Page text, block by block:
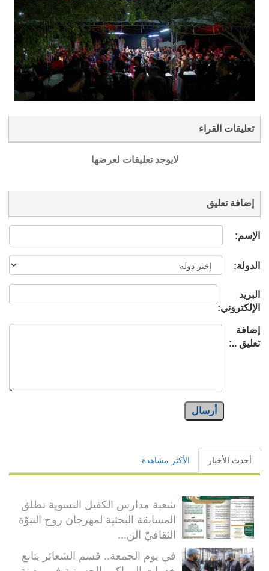
تعليقات القراء
لايوجد تعليقات لعرضها
إضافة تعليق
الإسم:
الدولة:
البريد
الإلكتروني:
إضافة
تعليق ..:
أرسال
أحدث الأخبار الأكثر مشاهدة
شعبة مدارس الكفيل النسوية تطلق
المسابقة البحثية لمهرجان روح النبوّة
الثقافيّ الن...
في يوم الجمعة.. قسم الشعائر يتابع